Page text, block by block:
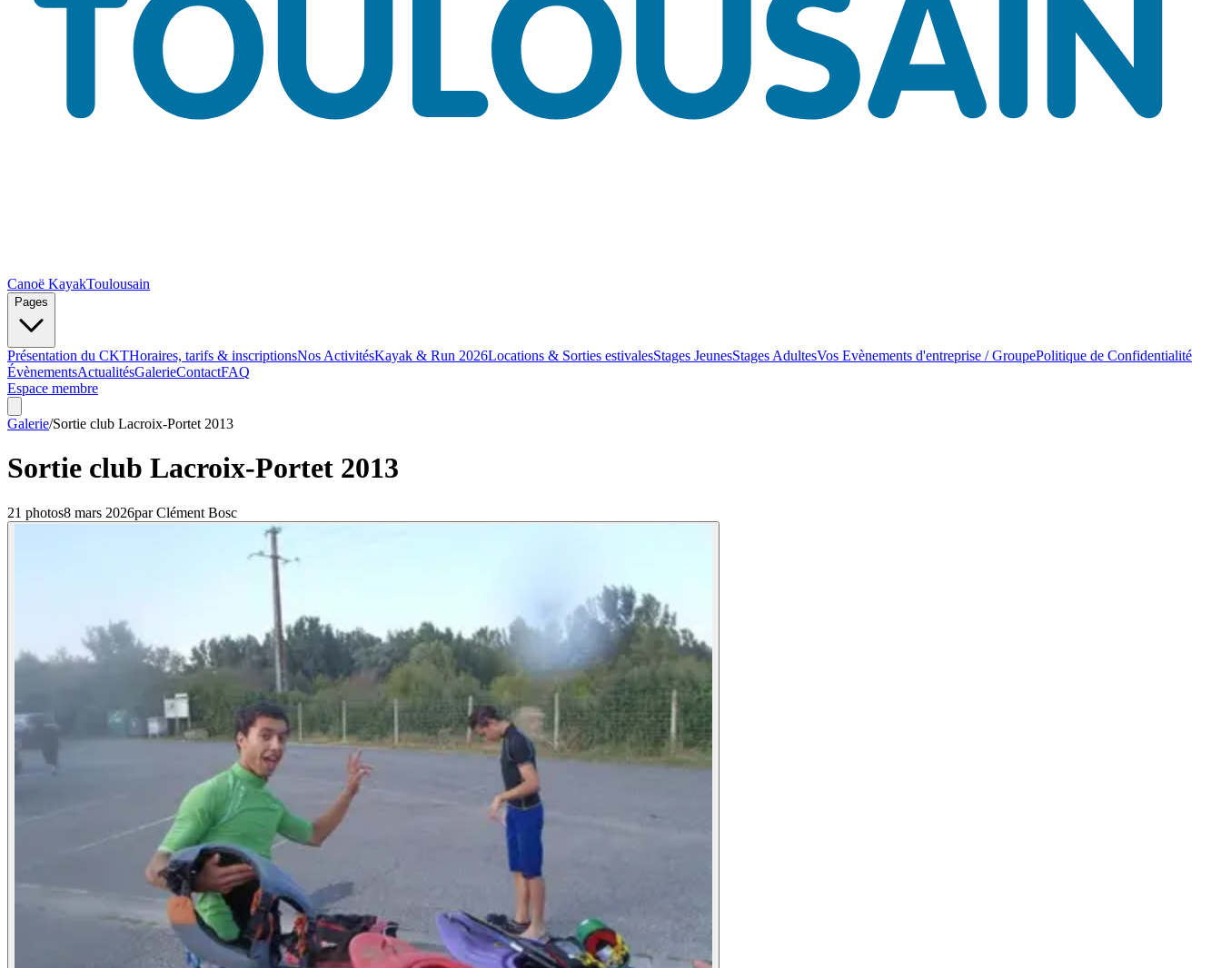
Canoë KayakToulousain
Pages
Présentation du CKTHoraires, tarifs & inscriptionsNos ActivitésKayak & Run 2026Locations & Sorties estivalesStages JeunesStages AdultesVos Evènements d'entreprise / GroupePolitique de Confidentialité
ÉvènementsActualitésGalerieContactFAQ
Espace membre
Galerie/Sortie club Lacroix-Portet 2013
Sortie club Lacroix-Portet 2013
21 photos8 mars 2026parClément Bosc